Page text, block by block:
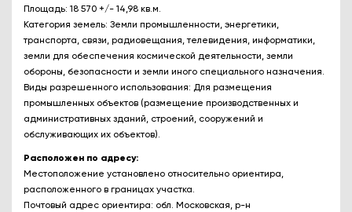
Площадь: 18 570 +/- 14,98 кв.м.
Категория земель: Земли промышленности, энергетики,
транспорта, связи, радиовещания, телевидения, информатики,
земли для обеспечения космической деятельности, земли
обороны, безопасности и земли иного специального назначения.
Виды разрешенного использования: Для размещения
промышленных объектов (размещение производственных и
административных зданий, строений, сооружений и
обслуживающих их объектов).
Расположен по адресу:
Местоположение установлено относительно ориентира,
расположенного в границах участка.
Почтовый адрес ориентира: обл. Московская, р-н